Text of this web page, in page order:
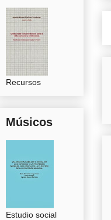
Recursos
Músicos
Estudio social